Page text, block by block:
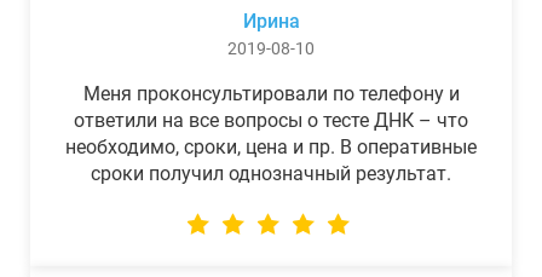
Ирина
2019-08-10
Меня проконсультировали по телефону и
ответили на все вопросы о тесте ДНК – что
необходимо, сроки, цена и пр. В оперативные
сроки получил однозначный результат.